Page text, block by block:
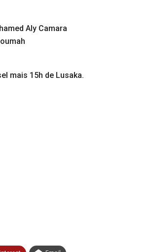
Aly Camara
mais 15h de Lusaka.